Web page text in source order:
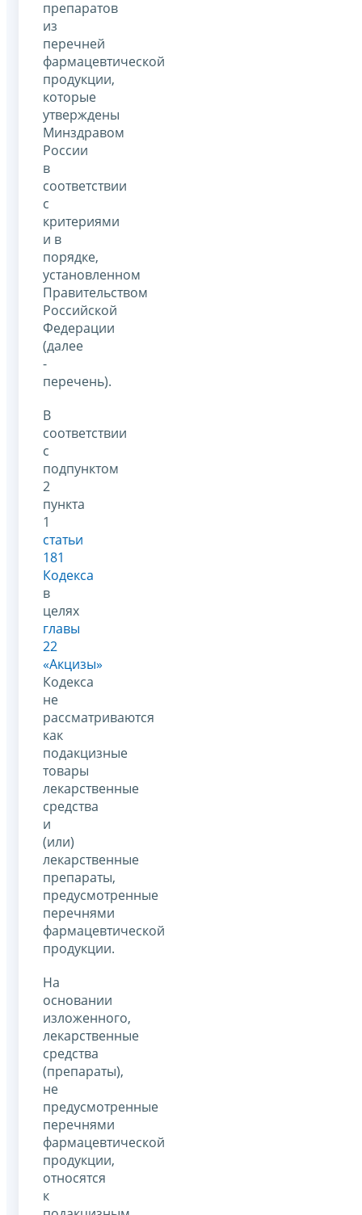
препаратов
из
перечней
фармацевтической
продукции,
которые
утверждены
Минздравом
России
в
соответствии
с
критериями
и в
порядке,
установленном
Правительством
Российской
Федерации
(далее
-
перечень).
В
соответствии
с
подпунктом
2
пункта
1
статьи
181
Кодекса
в
целях
главы
22
«Акцизы»
Кодекса
не
рассматриваются
как
подакцизные
товары
лекарственные
средства
и
(или)
лекарственные
препараты,
предусмотренные
перечнями
фармацевтической
продукции.
На
основании
изложенного,
лекарственные
средства
(препараты),
не
предусмотренные
перечнями
фармацевтической
продукции,
относятся
к